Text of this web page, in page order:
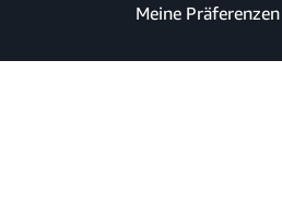
MeineCookies und